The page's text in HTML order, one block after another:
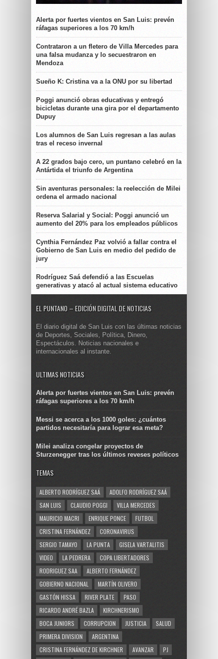
Alerta por fuertes vientos en San Luis: prevén
ráfagas superiores a los 70 km/h
Contrataron a un fletero de Villa Mercedes para
una falsa mudanza y lo secuestraron en
Mendoza
Sueño K: Cristina va a la ONU por su libertad
Poggi anunció obras educativas y entregó
bicicletas durante una gira por el departamento
Dupuy
Los alumnos de San Luis regresan a las aulas
tras el receso invernal
A 22 grados bajo cero, un puntano celebró en la
Antártida el triunfo de Argentina
Sin aventuras personales: la reelección de Milei
ordena el armado nacional
Reserva Salarial y Social: Poggi anunció un
aumento del 20% para los empleados públicos
Cynthia Fernández Paz volvió a fallar contra el
Gobierno de San Luis en medio del pedido de
jury
Rodríguez Saá defendió a las Escuelas
generativas y atacó al actual sistema educativo
EL PUNTANO – EDICIÓN DIGITAL DE NOTICIAS
El diario digital de San Luis con las últimas noticias
de Deportes, Sociales, Política, Dinero,
Espectáculos. Noticias nacionales e
internacionales al instante.
ULTIMAS NOTICIAS
Alerta por fuertes vientos en San Luis: prevén
ráfagas superiores a los 70 km/h
Messi se acerca a los 1000 goles: ¿cuántos
partidos necesitaría para lograr esa meta?
Milei analiza congelar proyectos de
Sturzenegger tras los últimos reveses políticos
TEMAS
ALBERTO RODRÍGUEZ SAÁ
ADOLFO RODRÍGUEZ SAÁ
SAN LUIS
CLAUDIO POGGI
VILLA MERCEDES
MAURICIO MACRI
ENRIQUE PONCE
FUTBOL
CRISTINA FERNÁNDEZ
CORONAVIRUS
SERGIO TAMAYO
LA PUNTA
GISELA VARTALITIS
VIDEO
LA PEDRERA
COPA LIBERTADORES
RODRIGUEZ SAA
ALBERTO FERNÁNDEZ
GOBIERNO NACIONAL
MARTÍN OLIVERO
GASTÓN HISSA
RIVER PLATE
PASO
RICARDO ANDRÉ BAZLA
KIRCHNERISMO
BOCA JUNIORS
CORRUPCION JUSTICIA
SALUD
PRIMERA DIVISION
ARGENTINA
CRISTINA FERNÁNDEZ DE KIRCHNER
AVANZAR
PJ